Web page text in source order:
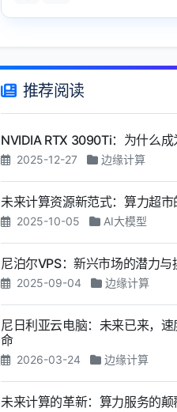
推荐阅读
NVIDIA RTX 3090Ti：为什么成
2025-12-27 边缘计算
未来计算资源新范式：算力超
2025-10-05 AI大模型
尼泊尔VPS：新兴市场的潜力与
2025-09-04 边缘计算
尼日利亚云电脑：未来已来，
命
2026-03-24 边缘计算
未来计算的革新：算力服务的